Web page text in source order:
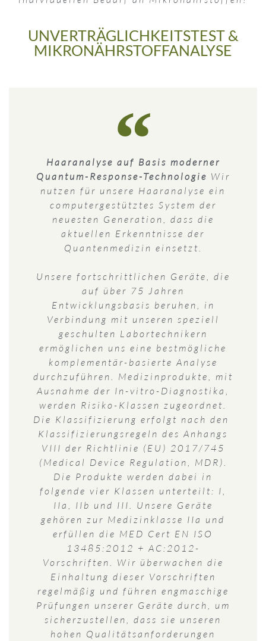
UNVERTRÄGLICHKEITSTEST &
MIKRONÄHRSTOFFANALYSE
Haaranalyse auf Basis moderner
Quantum-Response-Technologie Wir
nutzen für unsere Haaranalyse ein
computergestütztes System der
neuesten Generation, dass die
aktuellen Erkenntnisse der
Quantenmedizin einsetzt.
Unsere fortschrittlichen Geräte, die
auf über 75 Jahren
Entwicklungsbasis beruhen, in
Verbindung mit unseren speziell
geschulten Labortechnikern
ermöglichen uns eine bestmögliche
komplementär-basierte Analyse
durchzuführen. Medizinprodukte, mit
Ausnahme der In-vitro-Diagnostika,
werden Risiko-Klassen zugeordnet.
Die Klassifizierung erfolgt nach den
Klassifizierungsregeln des Anhangs
VIII der Richtlinie (EU) 2017/745
(Medical Device Regulation, MDR).
Die Produkte werden dabei in
folgende vier Klassen unterteilt: I,
IIa, IIb und III. Unsere Geräte
gehören zur Medizinklasse IIa und
erfüllen die MED Cert EN ISO
13485:2012 + AC:2012-
Vorschriften. Wir überwachen die
Einhaltung dieser Vorschriften
regelmäßig und führen engmaschige
Prüfungen unserer Geräte durch, um
sicherzustellen, dass sie unseren
hohen Qualitätsanforderungen